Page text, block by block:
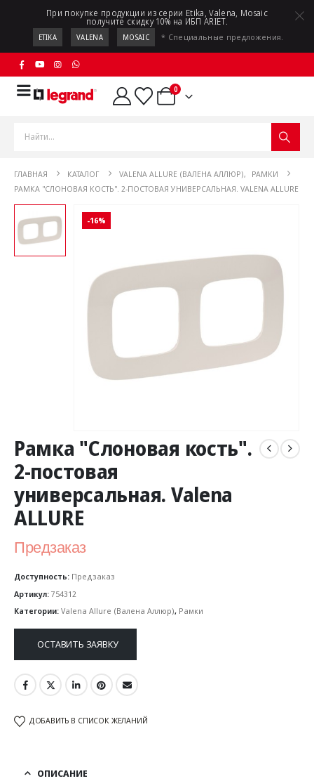
При покупке продукции из серии Etika, Valena, Mosaic
получите скидку 10% на ИБП ARIET.
ETIKA VALENA MOSAIC * Специальные предложения.
0
ГЛАВНАЯ КАТАЛОГ VALENA ALLURE (ВАЛЕНА АЛЛЮР),
РАМКИ
РАМКА "СЛОНОВАЯ КОСТЬ". 2-ПОСТОВАЯ УНИВЕРСАЛЬНАЯ. VALENA ALLURE
-16%
Рамка "Слоновая кость".
2-постовая
универсальная. Valena
ALLURE
Предзаказ
Доступность: Предзаказ
Артикул: 754312
Категории: Valena Allure (Валена Аллюр), Рамки
ОСТАВИТЬ ЗАЯВКУ
ДОБАВИТЬ В СПИСОК ЖЕЛАНИЙ
ОПИСАНИЕ